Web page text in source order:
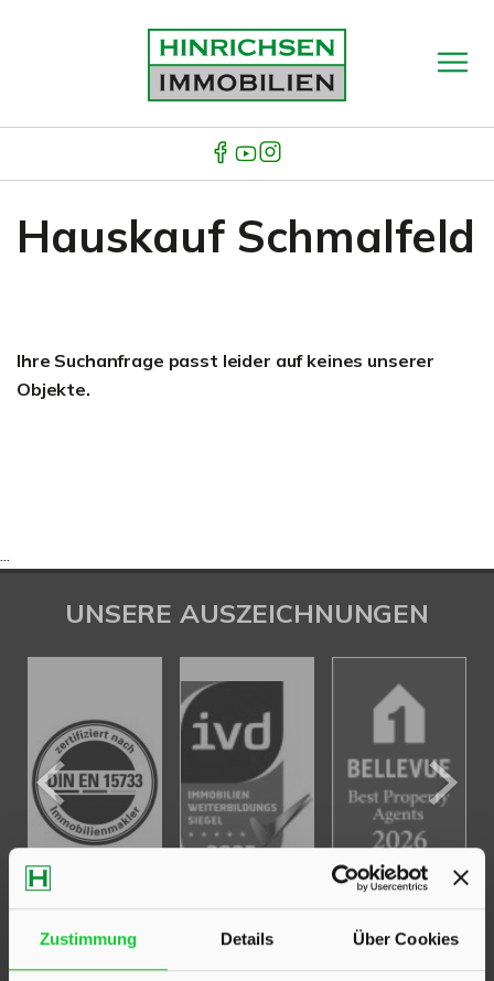
Zustimmung Details Über Cookies
Hauskauf Schmalfeld
Ihre Suchanfrage passt leider auf keines unserer
Objekte.
...
UNSERE AUSZEICHNUNGEN
KONTAKT